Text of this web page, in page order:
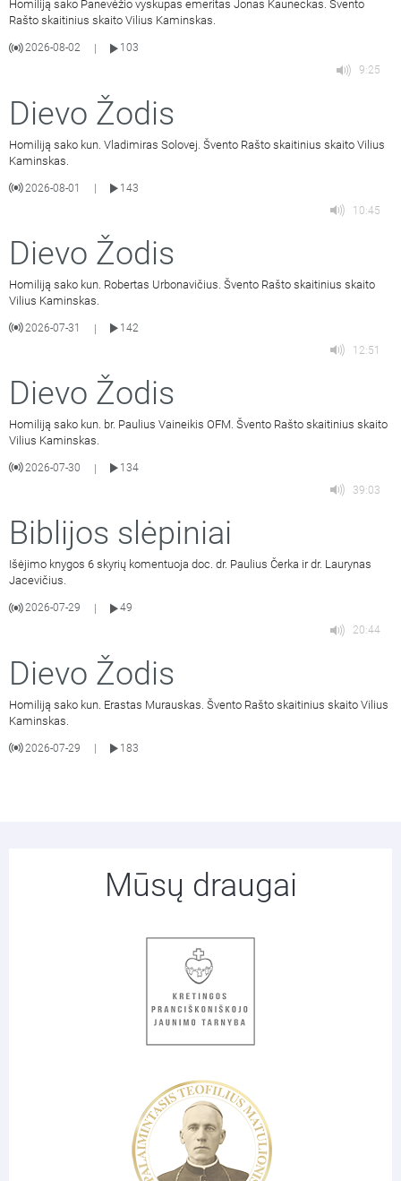
Homiliją sako Panevėžio vyskupas emeritas Jonas Kauneckas. Švento
Rašto skaitinius skaito Vilius Kaminskas.
2026-08-02
103
9:25
Dievo Žodis
Homiliją sako kun. Vladimiras Solovej. Švento Rašto skaitinius skaito Vilius
Kaminskas.
2026-08-01
143
10:45
Dievo Žodis
Homiliją sako kun. Robertas Urbonavičius. Švento Rašto skaitinius skaito
Vilius Kaminskas.
2026-07-31 |
142
12:51
Dievo Žodis
Homiliją sako kun. br. Paulius Vaineikis OFM. Švento Rašto skaitinius skaito
Vilius Kaminskas.
2026-07-30 |
134
39:03
Biblijos slėpiniai
Išėjimo knygos 6 skyrių komentuoja doc. dr. Paulius Čerka ir dr. Laurynas
Jacevičius.
2026-07-29
49
20:44
Dievo Žodis
Homiliją sako kun. Erastas Murauskas. Švento Rašto skaitinius skaito Vilius
Kaminskas.
2026-07-29 183
Mūsų draugai